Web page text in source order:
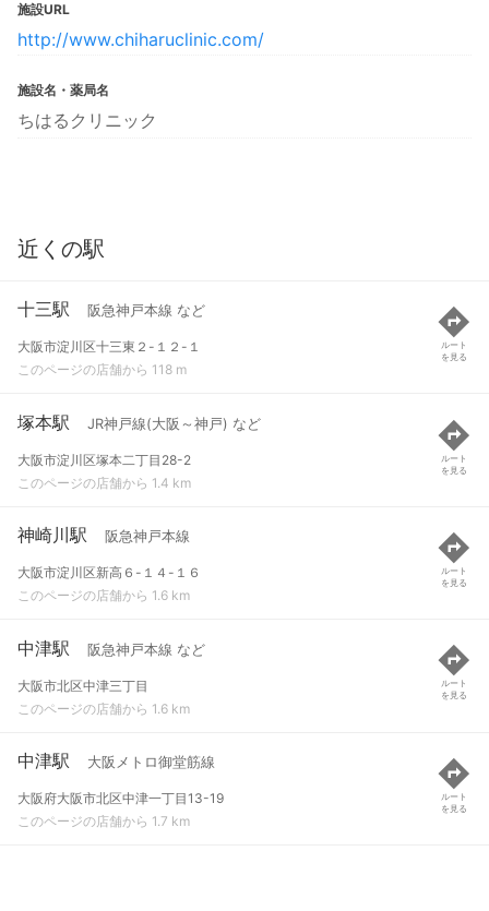
施設URL
http://www.chiharuclinic.com/
施設名・薬局名
ちはるクリニック
近くの駅
十三駅 阪急神戸本線 など
大阪市淀川区十三東２-１２-１
このページの店舗から 118 m
ルート
を見る
塚本駅 JR神戸線(大阪～神戸) など
大阪市淀川区塚本二丁目28-2
このページの店舗から 1.4 km
ルート
を見る
神崎川駅 阪急神戸本線
大阪市淀川区新高６-１４-１６
このページの店舗から 1.6 km
ルート
を見る
中津駅 阪急神戸本線 など
大阪市北区中津三丁目
このページの店舗から 1.6 km
ルート
を見る
中津駅 大阪メトロ御堂筋線
大阪府大阪市北区中津一丁目13-19
このページの店舗から 1.7 km
ルート
を見る